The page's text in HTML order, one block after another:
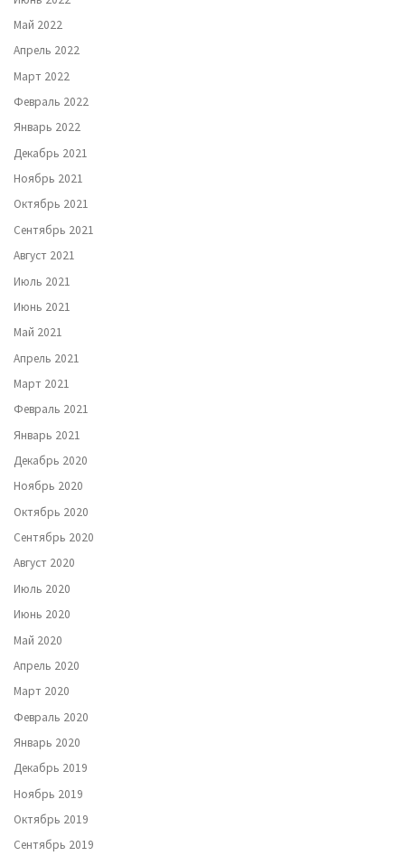
Май 2022
Апрель 2022
Март 2022
Февраль 2022
Январь 2022
Декабрь 2021
Ноябрь 2021
Октябрь 2021
Сентябрь 2021
Август 2021
Июль 2021
Июнь 2021
Май 2021
Апрель 2021
Март 2021
Февраль 2021
Январь 2021
Декабрь 2020
Ноябрь 2020
Октябрь 2020
Сентябрь 2020
Август 2020
Июль 2020
Июнь 2020
Май 2020
Апрель 2020
Март 2020
Февраль 2020
Январь 2020
Декабрь 2019
Ноябрь 2019
Октябрь 2019
Сентябрь 2019